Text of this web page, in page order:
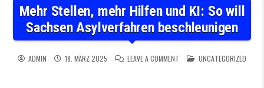
Mehr Stellen, mehr Hilfen und KI: So will
Sachsen Asylverfahren beschleunigen
ADMIN 18. MÄRZ 2025 LEAVE A COMMENT ON MEHR STELLEN, MEHR
POSTED IN
UNCATEGORIZED